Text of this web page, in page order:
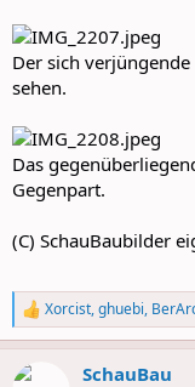
Der sich
sehen.
Das
Gegenpart.
(C) SchauBaubilder
R
e
a
c
Xorcist,ghuebi,
SchauBau